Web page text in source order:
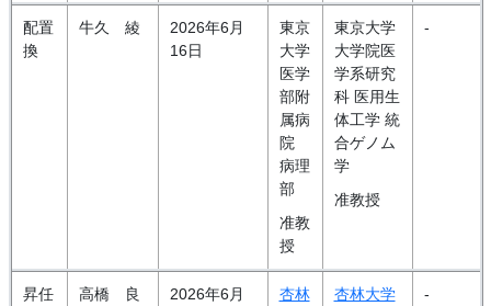
配置
換
牛久 綾
2026年6月
16日
東京
大学
医学
部附
属病
院
病理
部
准教
授
東京大学
大学院医
学系研究
科 医用生
体工学 統
合ゲノム
学
准教授
-
昇任 高橋 良
2026年6月
杏林
杏林大学
-